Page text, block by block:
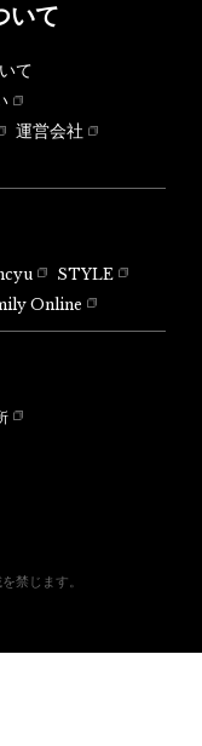
いて
て
運営会社
STYLE
Online
禁じます。